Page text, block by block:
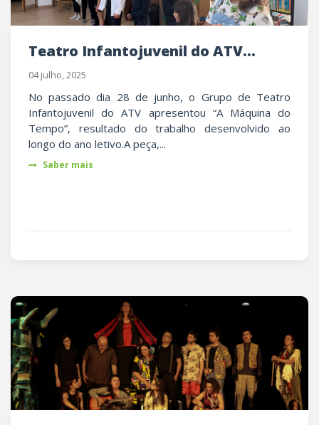
Teatro Infantojuvenil do ATV...
04 julho, 2025
No passado dia 28 de junho, o Grupo de Teatro
Infantojuvenil do ATV apresentou “A Máquina do
Tempo”, resultado do trabalho desenvolvido ao
longo do ano letivo.A peça,...
Saber mais